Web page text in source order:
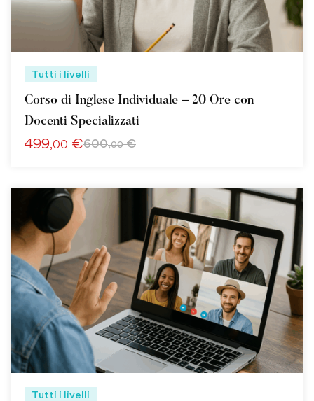
Tutti i livelli
Corso di Inglese Individuale – 20 Ore con
Docenti Specializzati
499,00 €600,00 €
Tutti i livelli